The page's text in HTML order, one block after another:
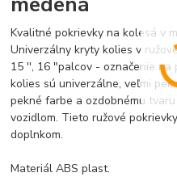
Kvalitné pokrievky na kolesá v
Univerzálny kryty kolies v
15 '', 16 "palcov - označenie na
kolies sú univerzálne, veľmi
pekné farbe a ozdobnému
vozidlom. Tieto ružové
doplnkom.
Materiál ABS plast.